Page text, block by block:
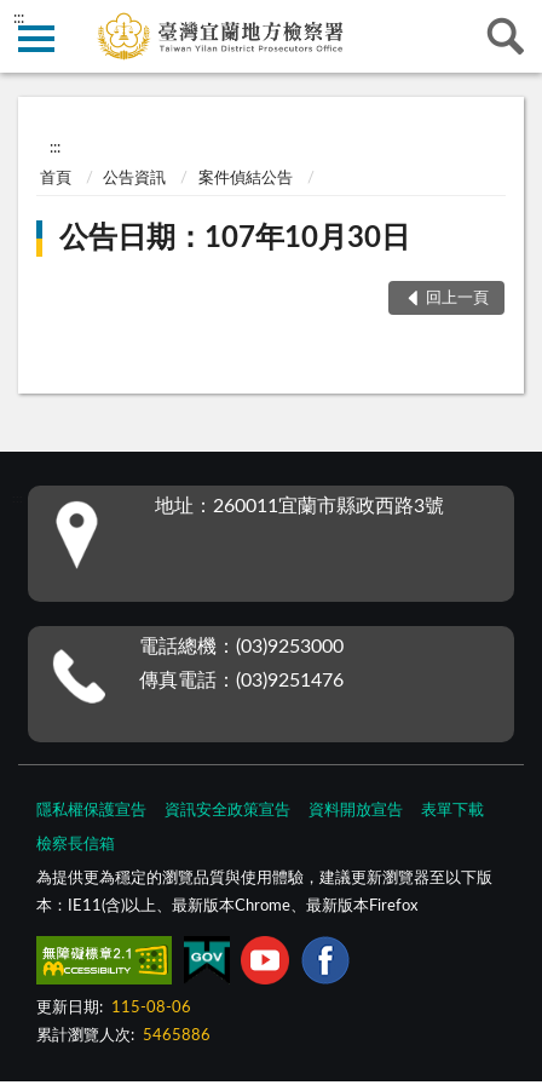
:::
:::
首頁 公告資訊 案件偵結公告
公告日期：107年10月30日
回上一頁
地址：260011宜蘭市縣政西路3號
電話總機：(03)9253000
傳真電話：(03)9251476
隱私權保護宣告 資訊安全政策宣告 資料開放宣告 表單下載
檢察長信箱
為提供更為穩定的瀏覽品質與使用體驗，建議更新瀏覽器至以下版
本：IE11(含)以上、最新版本Chrome、最新版本Firefox
更新日期:
115-08-06
累計瀏覽人次:
5465886